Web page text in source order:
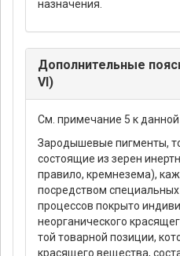
назначения.
Дополнительные
VI)
См. примечание 5 к данной
Зародышевые пигменты,
состоящие из зерен
правило, кремнезема),
посредством специальных
процессов покрыто
неорганического
той товарной позиции,
красящего вещества,